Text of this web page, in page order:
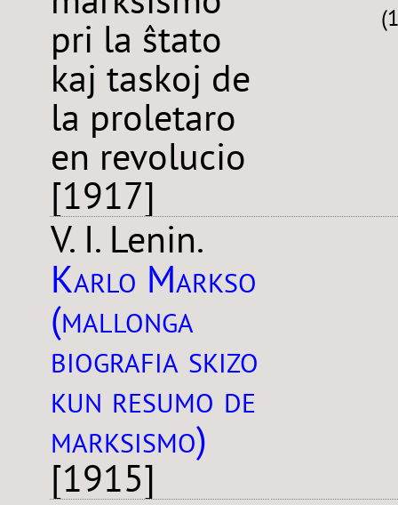
pri la ŝtato
kaj taskoj de
la proletaro
en revolucio
[1917]
V. I. Lenin.
Karlo Markso
(mallonga
biografia skizo
kun resumo de
marksismo)
[1915]